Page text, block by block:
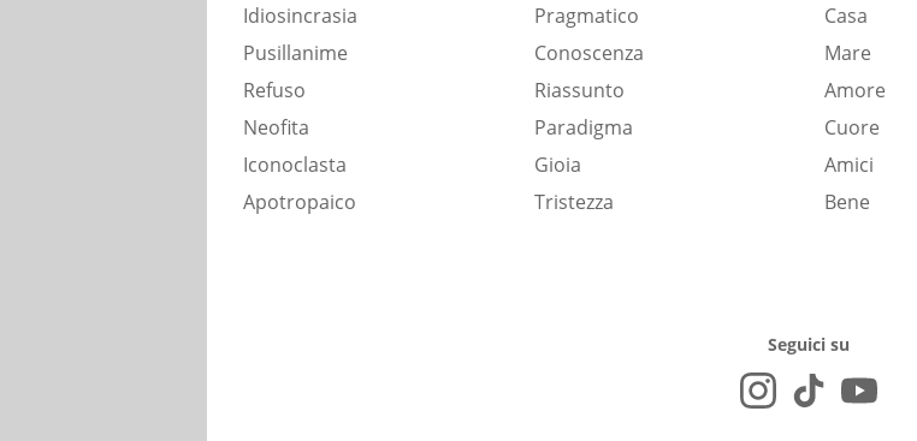
Idiosincrasia
Pusillanime
Refuso
Neofita
Iconoclasta
Apotropaico
Pragmatico
Conoscenza
Riassunto
Paradigma
Gioia
Tristezza
Casa
Mare
Amore
Cuore
Amici
Bene
Seguici su